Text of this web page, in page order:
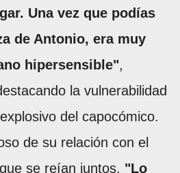
Una vez que podías
de Antonio, era muy
hipersensible",
la vulnerabilidad
del capocómico.
de su relación con el
se reían juntos. "Lo